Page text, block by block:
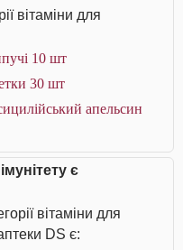
вітаміни для
10 шт
30 шт
апельсин
є
вітаміни для
DS є: